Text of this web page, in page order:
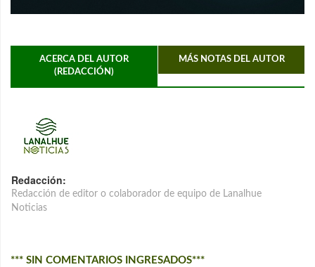
ACERCA DEL AUTOR
(REDACCIÓN)
MÁS NOTAS DEL AUTOR
Redacción:
Redacción de editor o colaborador de equipo de Lanalhue
Noticias
*** SIN COMENTARIOS INGRESADOS***